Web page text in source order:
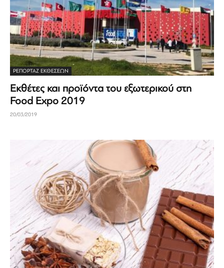
ΡΕΠΟΡΤΆΖ ΕΚΘΈΣΕΩΝ
Εκθέτες και προϊόντα του εξωτερικού στη
Food Expo 2019
20/03/2019